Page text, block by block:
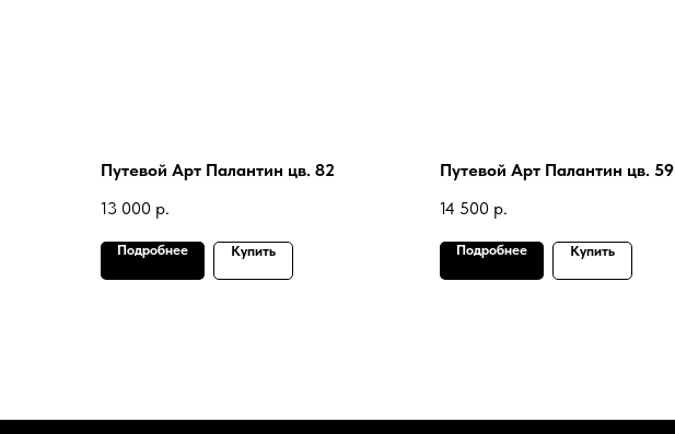
Путевой Арт Палантин цв. 82
13 000 р.
Подробнее Купить
Путевой Арт Палантин цв. 59
14 500 р.
Подробнее Купить